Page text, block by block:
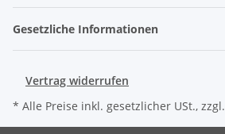
Gesetzliche Informationen
Vertrag widerrufen
* Alle Preise inkl. gesetzlicher USt., zzgl.